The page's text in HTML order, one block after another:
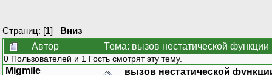
Страниц: [1] Вниз
Автор
Тема: вызов нестатической
0 Пользователей и 1 Гость смотрят эту тему.
Migmile вызов нестатической